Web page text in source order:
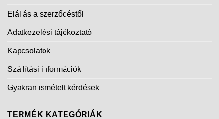
Elállás a szerződéstől
Adatkezelési tájékoztató
Kapcsolatok
Szállítási információk
Gyakran ismételt kérdések
TERMÉK KATEGÓRIÁK